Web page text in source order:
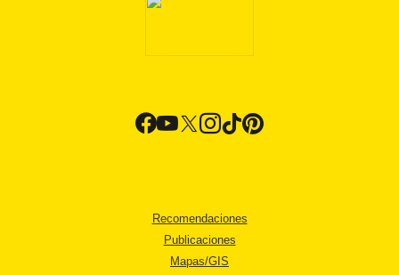
Recomendaciones
Publicaciones
Mapas/GIS